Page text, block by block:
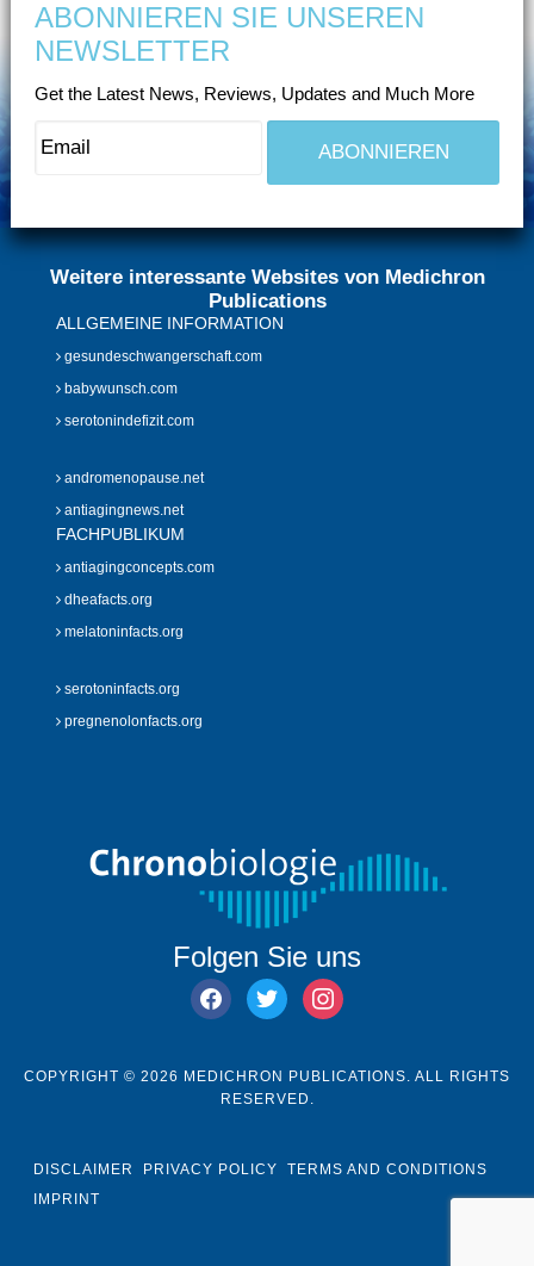
ABONNIEREN SIE UNSEREN
NEWSLETTER
Get the Latest News, Reviews, Updates and Much More
Weitere interessante Websites von Medichron
Publications
ALLGEMEINE INFORMATION
gesundeschwangerschaft.com
babywunsch.com
serotonindefizit.com
andromenopause.net
antiagingnews.net
FACHPUBLIKUM
antiagingconcepts.com
dheafacts.org
melatoninfacts.org
serotoninfacts.org
pregnenolonfacts.org
Folgen Sie uns
facebook
twitter instagram
COPYRIGHT © 2026 MEDICHRON PUBLICATIONS. ALL RIGHTS
RESERVED.
DISCLAIMER PRIVACY POLICY
TERMS AND CONDITIONS
IMPRINT